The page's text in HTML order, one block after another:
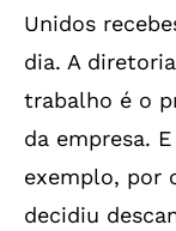
Unidos
dia. A
trabalho é o
da empresa.
exemplo, por
decidiu